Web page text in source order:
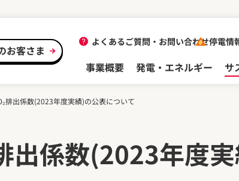
お客さま
事業概要
発電・エネルギー サ
よくあるご質問・ お問い合わせ停電情
排出係数(2023年度実績)の公表について
出係数(2023年度